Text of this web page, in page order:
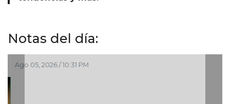
Notas del día:
Ago 05, 2026 / 10:31 PM